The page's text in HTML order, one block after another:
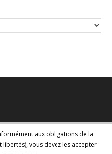
aux obligations de la
vous devez les accepter